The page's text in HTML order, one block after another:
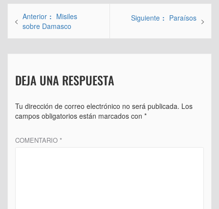
Navegación
de
entradas
Anterior
Entrada
anterior:
Misiles
sobre Damasco
Siguiente
Entrada
Paraísos
DEJA UNA RESPUESTA
Tu dirección de correo electrónico no será publicada. Los
campos obligatorios están marcados con *
COMENTARIO *